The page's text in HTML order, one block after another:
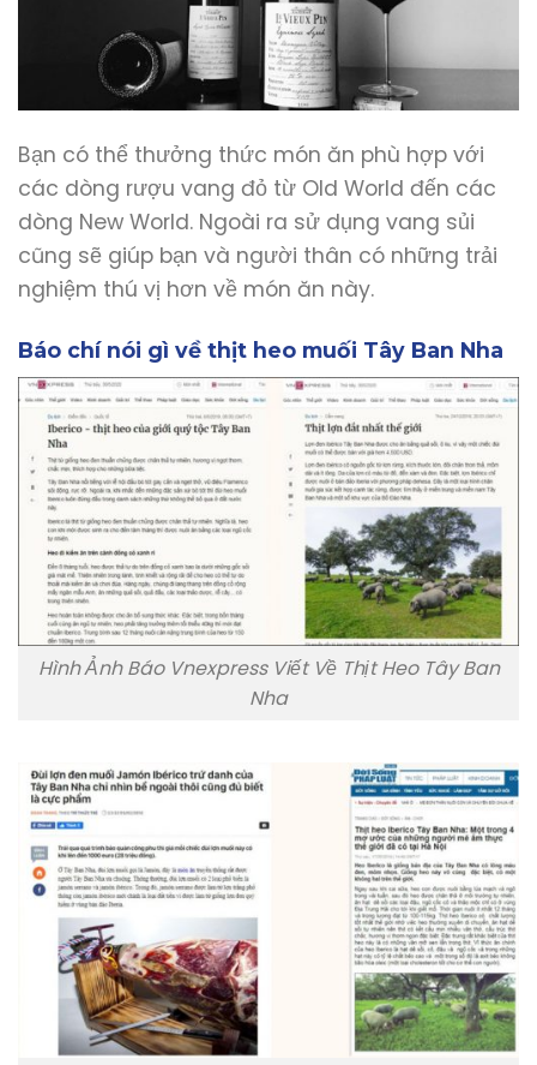
Bạn có thể thưởng thức món ăn phù hợp với
các dòng rượu vang đỏ từ Old World đến các
dòng New World. Ngoài ra sử dụng vang sủi
cũng sẽ giúp bạn và người thân có những trải
nghiệm thú vị hơn về món ăn này.
Báo chí nói gì về thịt heo muối Tây Ban Nha
Hình Ảnh Báo Vnexpress Viết Về Thịt Heo Tây Ban
Nha